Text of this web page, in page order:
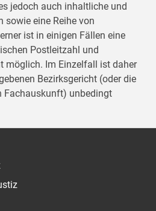
jedoch auch inhaltliche und
eine Reihe von
ist in einigen Fällen eine
Postleitzahl und
möglich. Im Einzelfall ist daher
Bezirksgericht (oder die
Fachauskunft) unbedingt